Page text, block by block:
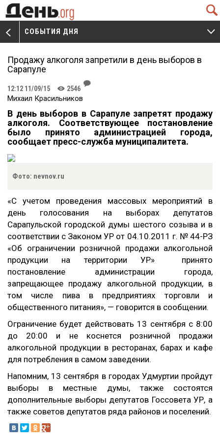
Q
V
СОБЫТИЯ ДНЯ
W
Продажу алкоголя запретили в день выборов в
Сарапуле
12:12 11/09/15 K 2546
J
Михаил Красильников
В день выборов в Сарапуле запретят продажу
алкоголя. Соответствующее постановление
было принято администрацией города,
сообщает пресс-служба муниципалитета.
Фото: nevnov.ru
«С учетом проведения массовых мероприятий в
день голосования на выборах депутатов
Сарапульской городской думы шестого созыва и в
соответствии с Законом УР от 04.10.2011 г. № 44-РЗ
«Об ограничении розничной продажи алкогольной
продукции на территории УР» принято
постановление администрации города,
запрещающее продажу алкогольной продукции, в
том числе пива в предприятиях торговли и
общественного питания», — говорится в сообщении.
Ограничение будет действовать 13 сентября с 8:00
до 20:00 и не коснется розничной продажи
алкогольной продукции в ресторанах, барах и кафе
для потребления в самом заведении.
Напомним, 13 сентября в городах Удмуртии пройдут
выборы в местные думы, также состоятся
дополнительные выборы депутатов Госсовета УР, а
также советов депутатов ряда районов и поселений.